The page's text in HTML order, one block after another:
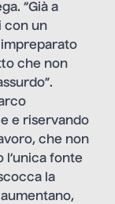
“Già a
con un
che non
e riservando
che non
l’unica fonte
la